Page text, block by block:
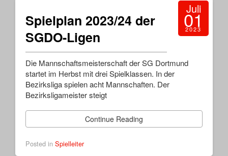
Spielplan 2023/24 der
SGDO-Ligen
Juli
01
2023
Die Mannschaftsmeisterschaft der SG Dortmund
startet im Herbst mit drei Spielklassen. In der
Bezirksliga spielen acht Mannschaften. Der
Bezirksligameister steigt
Continue Reading
Posted in Spielleiter